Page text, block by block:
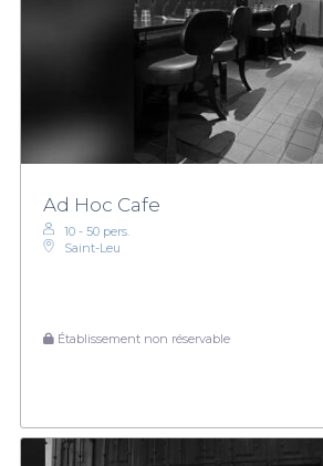
Ad Hoc Cafe
10 - 50 pers.
Saint-Leu
Établissement non réservable